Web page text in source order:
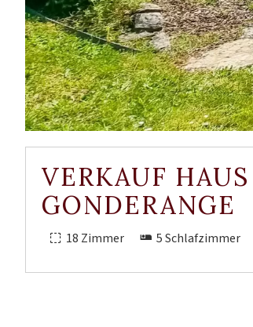
VERKAUF HAUS
GONDERANGE
18 Zimmer 5 Schlafzimmer